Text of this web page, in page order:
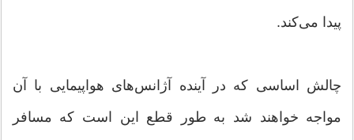
پیدا می­‌کند.
چالش اساسی که در آینده آژانس‌های هواپیمایی با آن
مواجه خواهند شد به طور قطع این است که مسافر